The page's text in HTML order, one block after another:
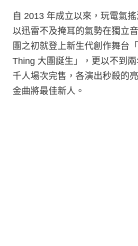
自 2013 年成立以來，玩電氣
以迅雷不及掩耳的氣勢在獨立
團之初就登上新生代創作舞台
Thing 大團誕生」，更以不到
千人場次完售，各演出秒殺的
金曲將最佳新人。